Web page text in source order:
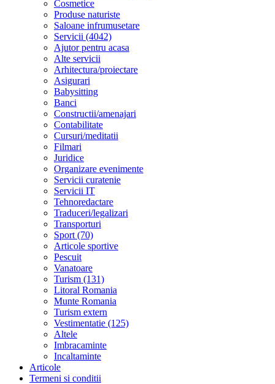
Cosmetice
Produse naturiste
Saloane infrumusetare
Servicii (4042)
Ajutor pentru acasa
Alte servicii
Arhitectura/proiectare
Asigurari
Babysitting
Banci
Constructii/amenajari
Contabilitate
Cursuri/meditatii
Filmari
Juridice
Organizare evenimente
Servicii curatenie
Servicii IT
Tehnoredactare
Traduceri/legalizari
Transporturi
Sport (70)
Articole sportive
Pescuit
Vanatoare
Turism (131)
Litoral Romania
Munte Romania
Turism extern
Vestimentatie (125)
Altele
Imbracaminte
Incaltaminte
Articole
Termeni si conditii